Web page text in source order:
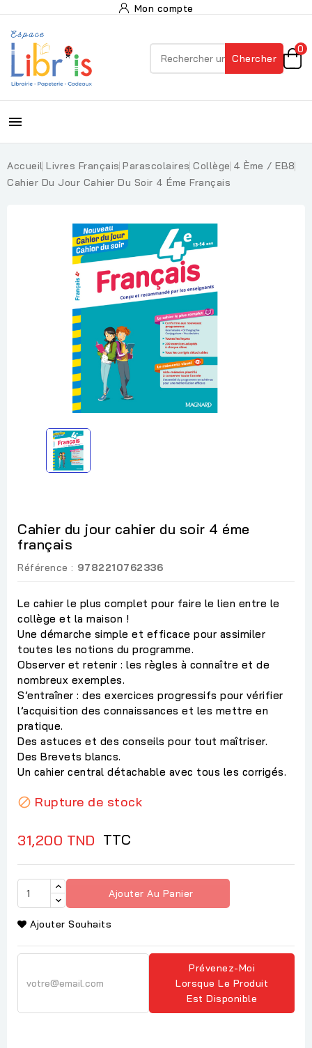
Mon compte
Chercher
0

Accueil Livres Français Parascolaires Collège 4 Ème / EB8
Cahier Du Jour Cahier Du Soir 4 Éme Français
Cahier du jour cahier du soir 4 éme
français
Référence : 9782210762336
Le cahier le plus complet pour faire le lien entre le
collège et la maison !
Une démarche simple et efficace pour assimiler
toutes les notions du programme.
Observer et retenir : les règles à connaître et de
nombreux exemples.
S’entraîner : des exercices progressifs pour vérifier
l’acquisition des connaissances et les mettre en
pratique.
Des astuces et des conseils pour tout maîtriser.
Des Brevets blancs.
Un cahier central détachable avec tous les corrigés.
 Rupture de stock
31,200 TND TTC
Ajouter Au Panier
Ajouter Souhaits
Prévenez-Moi
Lorsque Le Produit
Est Disponible